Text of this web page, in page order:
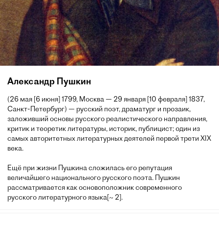
Александр Пушкин
(26 мая [6 июня] 1799, Москва — 29 января [10 февраля] 1837,
Санкт-Петербург) — русский поэт, драматург и прозаик,
заложивший основы русского реалистического направления,
критик и теоретик литературы, историк, публицист; один из
самых авторитетных литературных деятелей первой трети XIX
века.
Ещё при жизни Пушкина сложилась его репутация
величайшего национального русского поэта. Пушкин
рассматривается как основоположник современного
русского литературного языка[~ 2].